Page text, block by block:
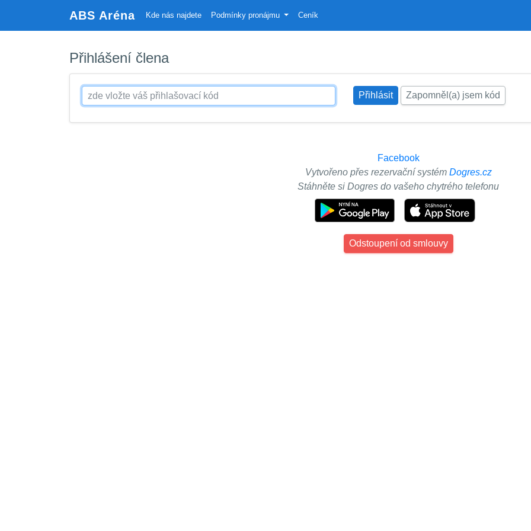
ABS Aréna Kde nás najdete Podmínky pronájmu Ceník
Přihlášení člena
Zapomněl(a) jsem kód
Facebook
Vytvořeno přes rezervační systém Dogres.cz
Stáhněte si Dogres do vašeho chytrého telefonu
Odstoupení od smlouvy